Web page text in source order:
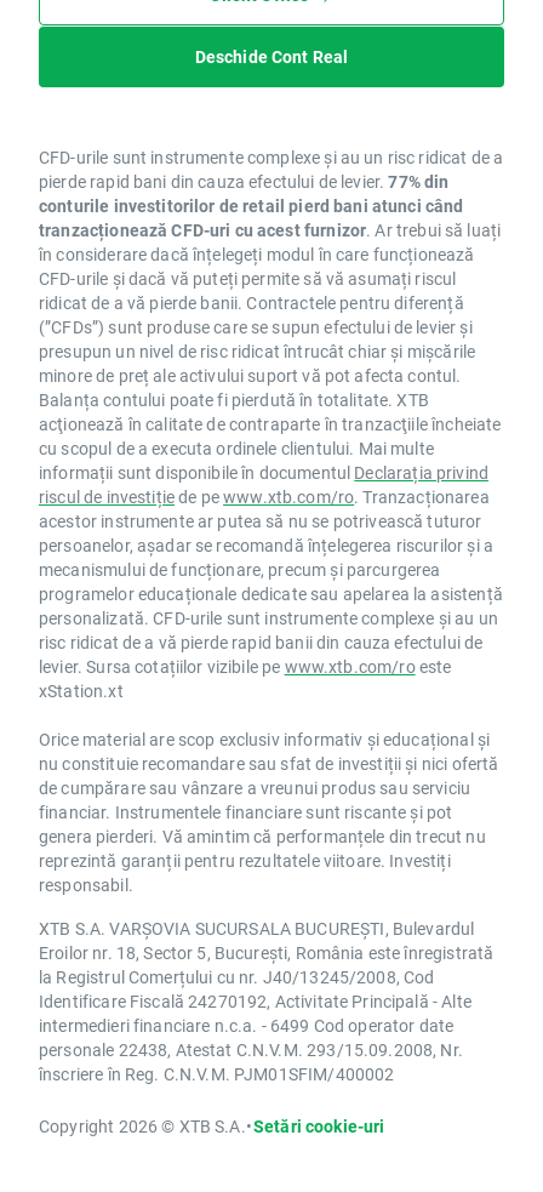
Deschide Cont Real
CFD-urile sunt instrumente complexe și au un risc ridicat de a
pierde rapid bani din cauza efectului de levier.77% din
conturile investitorilor de retail pierd bani atunci când
tranzacționează CFD-uri cu acest furnizor. Ar trebui să luați
în considerare dacă înțelegeți modul în care funcționează
CFD-urile și dacă vă puteți permite să vă asumați riscul
ridicat de a vă pierde banii. Contractele pentru diferență
(”CFDs”) sunt produse care se supun efectului de levier și
presupun un nivel de risc ridicat întrucât chiar și mișcările
minore de preț ale activului suport vă pot afecta contul.
Balanța contului poate fi pierdută în totalitate. XTB
acţionează în calitate de contraparte în tranzacţiile încheiate
cu scopul de a executa ordinele clientului. Mai multe
informații sunt disponibile în documentul Declarația privind
riscul de investițiede pewww.xtb.com/ro. Tranzacționarea
acestor instrumente ar putea să nu se potrivească tuturor
persoanelor, așadar se recomandă înțelegerea riscurilor și a
mecanismului de funcționare, precum și parcurgerea
programelor educaționale dedicate sau apelarea la asistență
personalizată. CFD-urile sunt instrumente complexe și au un
risc ridicat de a vă pierde rapid banii din cauza efectului de
levier. Sursa cotațiilor vizibile pe www.xtb.com/roeste
xStation.xt
Orice material are scop exclusiv informativ și educațional și
nu constituie recomandare sau sfat de investiții și nici ofertă
de cumpărare sau vânzare a vreunui produs sau serviciu
financiar. Instrumentele financiare sunt riscante și pot
genera pierderi. Vă amintim că performanțele din trecut nu
reprezintă garanții pentru rezultatele viitoare. Investiți
responsabil.
XTB S.A. VARȘOVIA SUCURSALA BUCUREȘTI, Bulevardul
Eroilor nr. 18, Sector 5, București, România este înregistrată
la Registrul Comerțului cu nr. J40/13245/2008, Cod
Identificare Fiscală 24270192, Activitate Principală - Alte
intermedieri financiare n.c.a. - 6499 Cod operator date
personale 22438, Atestat C.N.V.M. 293/15.09.2008, Nr.
înscriere în Reg. C.N.V.M. PJM01SFIM/400002
Copyright 2026 © XTB S.A.•Setări cookie-uri